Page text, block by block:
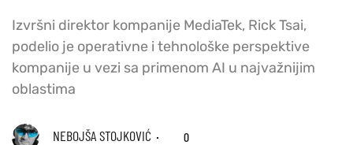
Izvršni direktor kompanije MediaTek, Rick Tsai,
podelio je operativne i tehnološke perspektive
kompanije u vezi sa primenom AI u najvažnijim
oblastima
NEBOJŠA STOJKOVIĆ 0